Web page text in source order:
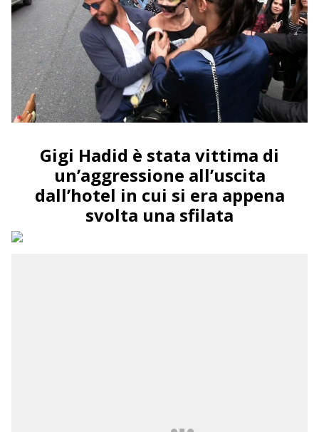
Gigi Hadid è stata vittima di
un’aggressione all’uscita
dall’hotel in cui si era appena
svolta una sfilata